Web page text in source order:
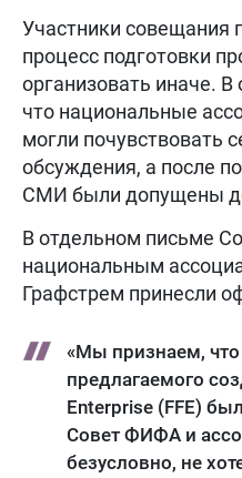
Участники совещания
процесс подготовки
организовать иначе. В
что национальные
могли почувствовать
обсуждения, а после
СМИ были допущены
В отдельном письме
национальным
Графстрем принесли
«Мы признаем, что
предлагаемого
Enterprise (FFE)
Совет ФИФА и
безусловно, не